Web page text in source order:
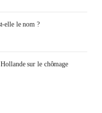
elle le nom ?
sur le chômage